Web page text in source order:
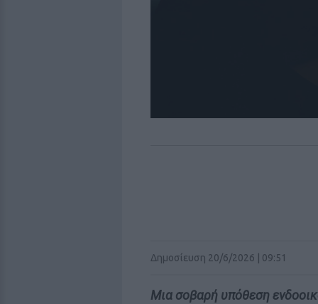
Δημοσίευση 20/6/2026 | 09:51
Μια σοβαρή υπόθεση